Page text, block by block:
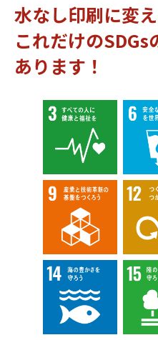
水なし印刷に変
これだけの
あります！